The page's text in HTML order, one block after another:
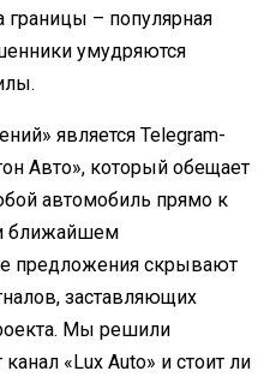
границы – популярная
умудряются
является Telegram-
Авто», который обещает
автомобиль прямо к
ближайшем
предложения скрывают
заставляющих
Мы решили
«Lux Auto» и стоит ли